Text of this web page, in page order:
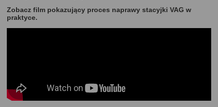
Zobacz film pokazujący proces naprawy stacyjki VAG w
praktyce.